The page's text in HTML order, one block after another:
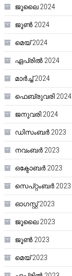
ജൂലൈ 2024
ജൂൺ 2024
മെയ്‌ 2024
ഏപ്രിൽ 2024
മാർച്ച്‌ 2024
ഫെബ്രുവരി 2024
ജനുവരി 2024
ഡിസംബർ 2023
നവംബർ 2023
ഒക്ടോബർ 2023
സെപ്റ്റംബർ 2023
ഓഗസ്റ്റ്‌ 2023
ജൂലൈ 2023
ജൂൺ 2023
മെയ്‌ 2023